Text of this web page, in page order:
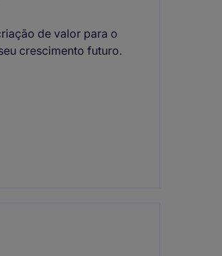
de valor para o
crescimento futuro.